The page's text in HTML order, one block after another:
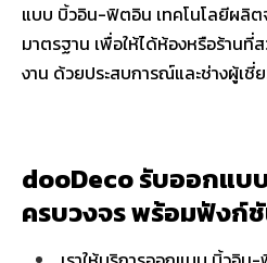
แบบ บิ้วอิน-ฟิตอิน เทคโนโลยีผลิ
มาตรฐาน เพื่อให้ได้ห้องหรือร้านที่
งาน ด้วยประสบการณ์และช่างผู้เ
dooDeco รับออกแบ
ครบวงจร พร้อมฟังก์